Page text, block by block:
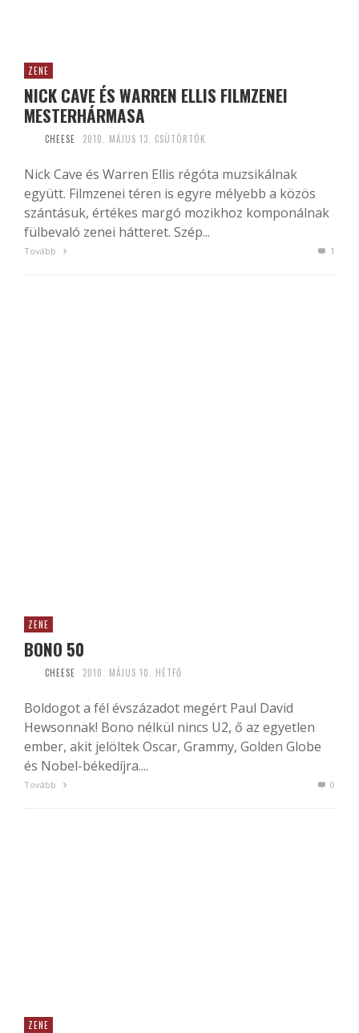
ZENE
NICK CAVE ÉS WARREN ELLIS FILMZENEI
MESTERHÁRMASA
CHEESE 2010. MÁJUS 13. CSÜTÖRTÖK
Nick Cave és Warren Ellis régóta muzsikálnak
együtt. Filmzenei téren is egyre mélyebb a közös
szántásuk, értékes margó mozikhoz komponálnak
fülbevaló zenei hátteret. Szép...
Tovább 1
ZENE
BONO 50
CHEESE 2010. MÁJUS 10. HÉTFŐ
Boldogot a fél évszázadot megért Paul David
Hewsonnak! Bono nélkül nincs U2, ő az egyetlen
ember, akit jelöltek Oscar, Grammy, Golden Globe
és Nobel-békedíjra....
Tovább 0
ZENE